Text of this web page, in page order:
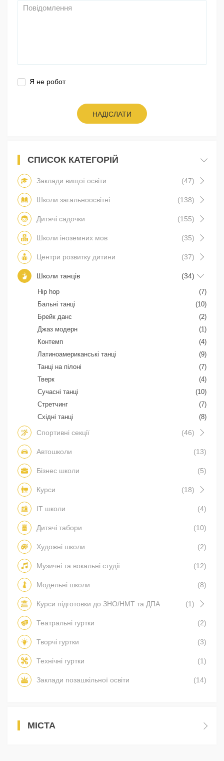
Я не робот
НАДІСЛАТИ
СПИСОК КАТЕГОРІЙ
Заклади вищої освіти (47)
Школи загальноосвітні (138)
Дитячі садочки (155)
Школи іноземних мов (35)
Центри розвитку дитини (37)
Школи танців (34)
Hip hop
(7)
Бальні танці
(10)
Брейк данс
(2)
Джаз модерн
(1)
Контемп
(4)
Латиноамериканські танці
(9)
Танці на пілоні
(7)
Тверк
(4)
Сучасні танці
(10)
Стретчинг
(7)
Східні танці
(8)
Спортивні секції (46)
Автошколи (13)
Бізнес школи (5)
Курси (18)
IT школи (4)
Дитячі табори (10)
Художні школи (2)
Музичні та вокальні студії (12)
Модельні школи (8)
Курси підготовки до ЗНО/НМТ та ДПА (1)
Театральні гуртки (2)
Творчі гуртки (3)
Технічні гуртки (1)
Заклади позашкільної освіти (14)
МІСТА